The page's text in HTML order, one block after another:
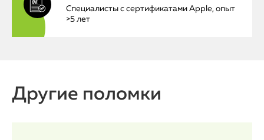
iPhone
Специалисты с сертификатами Apple, опыт
>5 лет
Другие поломки